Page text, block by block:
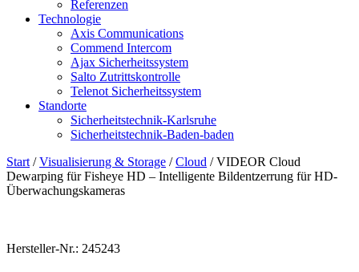
Referenzen
Technologie
Axis Communications
Commend Intercom
Ajax Sicherheitssystem​
Salto Zutrittskontrolle
Telenot Sicherheitssystem
Standorte
Sicherheitstechnik-Karlsruhe
Sicherheitstechnik-Baden-baden
Start /Visualisierung & Storage /Cloud / VIDEOR Cloud
Dewarping für Fisheye HD – Intelligente Bildentzerrung für HD-
Überwachungskameras
Hersteller-Nr.: 245243